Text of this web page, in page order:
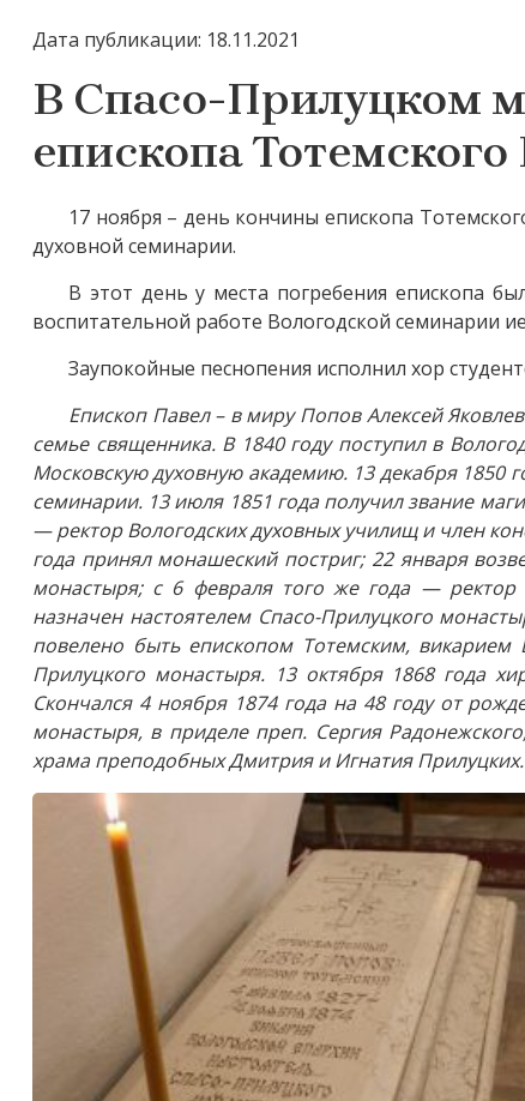
Дата публикации: 18.11.2021
В Спасо-Прилуцком
епископа
17 ноября – день кончины епископа
духовной семинарии.
В этот день у места погребения епископа
воспитательной работе Вологодской семинарии
Заупокойные песнопения исполнил хор
Епископ Павел – в миру Попов Алексей
семье священника. В 1840 году поступил в
Московскую духовную академию. 13 декабря 1850
семинарии. 13 июля 1851 года получил звание
— ректор Вологодских духовных училищ и член
года принял монашеский постриг; 22 января
монастыря; с 6 февраля того же года — ректор
назначен настоятелем Спасо-Прилуцкого
повелено быть епископом Тотемским, викарием
Прилуцкого монастыря. 13 октября 1868 года
Скончался 4 ноября 1874 года на 48 году от
монастыря, в приделе преп. Сергия
храма преподобных Дмитрия и Игнатия Прилуцких.